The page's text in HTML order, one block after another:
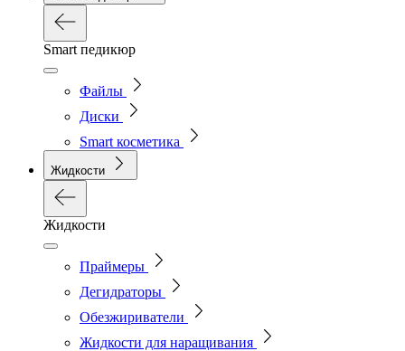
Smart педикюр
Файлы
Диски
Smart косметика
Жидкости
Жидкости
Праймеры
Дегидраторы
Обезжириватели
Жидкости для наращивания